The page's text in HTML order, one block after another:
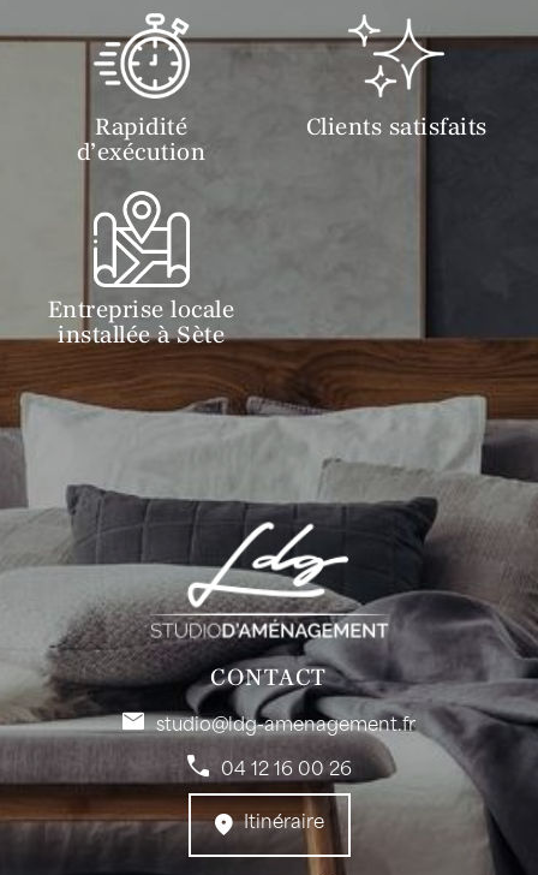
Rapidité
d’exécution
Clients satisfaits
Entreprise locale
installée à Sète
CONTACT
studio@ldg-amenagement.fr
04 12 16 00 26
Itinéraire